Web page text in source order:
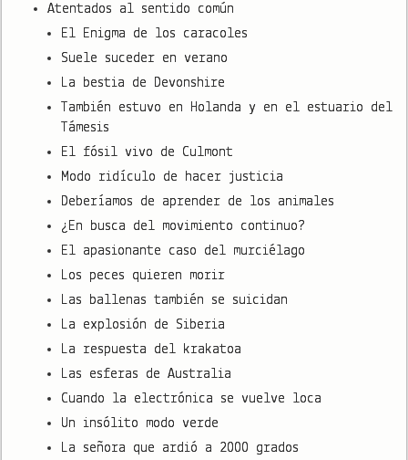
Atentados al sentido común
El Enigma de los caracoles
Suele suceder en verano
La bestia de Devonshire
También estuvo en Holanda y en el estuario del
Támesis
El fósil vivo de Culmont
Modo ridículo de hacer justicia
Deberíamos de aprender de los animales
¿En busca del movimiento continuo?
El apasionante caso del murciélago
Los peces quieren morir
Las ballenas también se suicidan
La explosión de Siberia
La respuesta del krakatoa
Las esferas de Australia
Cuando la electrónica se vuelve loca
Un insólito modo verde
La señora que ardió a 2000 grados